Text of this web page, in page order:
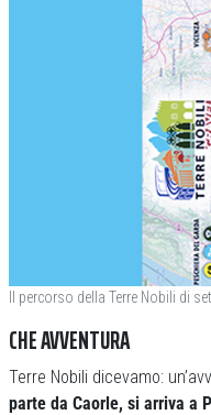
Il percorso della Terre Nobili di
CHE AVVENTURA
Terre Nobili dicevamo:
parte da Caorle, si arriva a